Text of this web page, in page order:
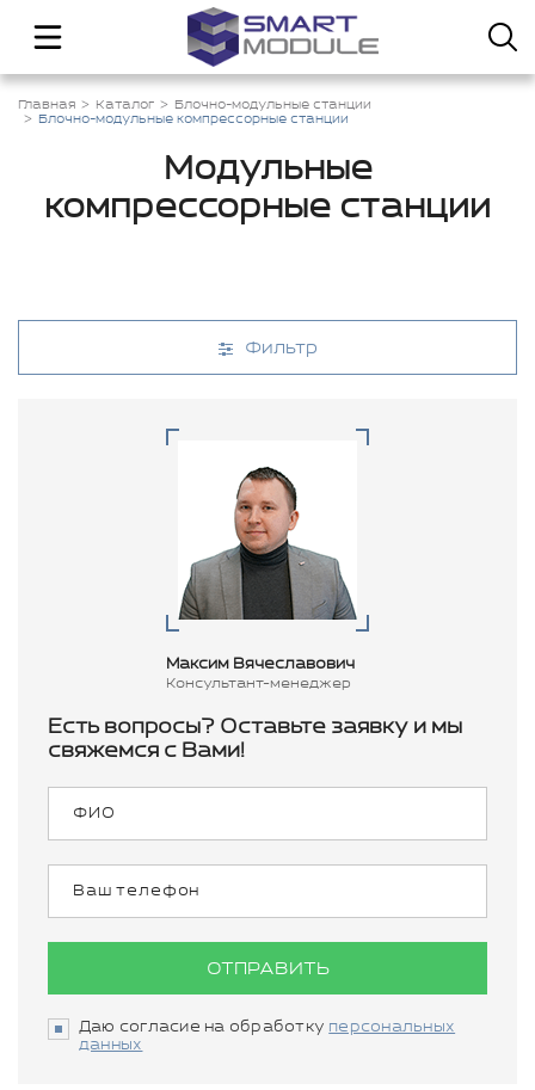
Главная Каталог
Блочно-модульные станции
Блочно-модульные компрессорные станции
Модульные
компрессорные станции
Фильтр
Максим Вячеславович
Консультант-менеджер
Есть вопросы? Оставьте заявку и мы
свяжемся с Вами!
ОТПРАВИТЬ
Даю согласие на обработку персональных
данных